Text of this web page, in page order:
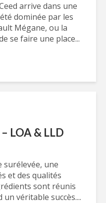
arrive dans une
dominée par les
Mégane, ou la
se faire une place...
LOA & LLD
surélevée, une
et des qualités
sont réunis
véritable succès....